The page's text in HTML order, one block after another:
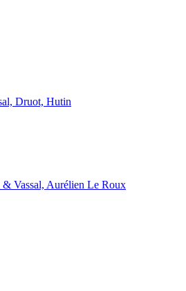
Druot, Hutin
& Vassal, Aurélien Le Roux